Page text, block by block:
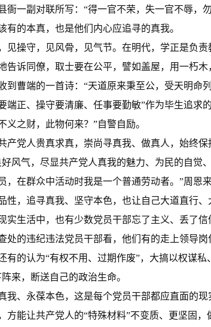
衙一副对联所写：“得一官不荣，失一官不辱，
有的本真，也是他们内心应追寻的真我。
操守，见风骨，见气节。在明代，学正是负责
告诉同僚，取士要在公平，譬如盖屋，用一朽
到曹端的一首诗：“天道原来秉至公，受天明命
端正、操守要清廉、任事要勤敏”作为毕生追求
义之财，此物何来？”自警自励。
党人贵真求真，崇尚寻真我、做真人，始终保
好风气，尽显共产党人真我的魅力、为民的自
，在群众中活动时我是一个普通劳动者。”周
性，追寻真我、坚守本色，也让自己大道直行
生活中，也有少数党员干部忘了主义、丢了信
处的违纪违法党员干部看，他们有的走上领导
有的认为“有权不用、过期作废”，大搞以权谋
来，断送自己的政治生命。
、永葆本色，这是每个党员干部都应直面的现
方能让共产党人的“特殊材料”不变质、更坚固